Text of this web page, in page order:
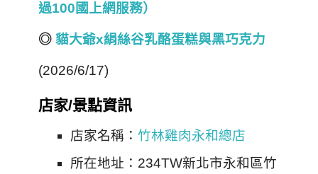
過100國上網服務）
◎ 貓大爺x絹絲谷乳酪蛋糕與黑巧克力
(2026/6/17)
店家/景點資訊
店家名稱： 竹林雞肉永和總店
所在地址：234TW新北市永和區竹